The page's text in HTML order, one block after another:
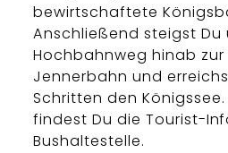
bewirtschaftete
Anschließend steigst Du
Hochbahnweg hinab
Jennerbahn und
Schritten den
findest Du die Tourist-
Bushaltestelle.